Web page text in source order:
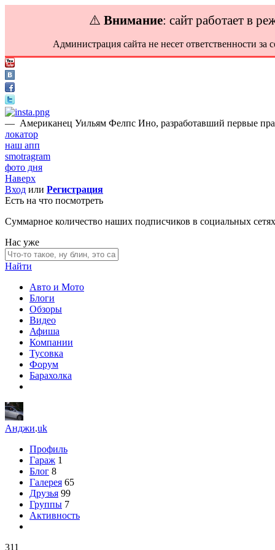
⚠️ Внимание: сайт работает в
Администрация сайта не несет ответственности
— Американец Уильям Фелпс Ино, разработавший первые
локатор
наш апп
smotragram
фото дня
Наверх
Вход или Регистрация
Есть на что посмотреть
Суммарное количество наших подписчиков в социальных
Нас уже
Найти
Авто и Мото
Блоги
Обзоры
Видео
Афиша
Компании
Тусовка
Форум
Барахолка
Анджи.uk
Профиль
Гараж 1
Блог 8
Галерея 65
Друзья 99
Группы 7
Активность
311